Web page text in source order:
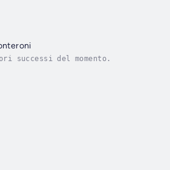
successi del momento.